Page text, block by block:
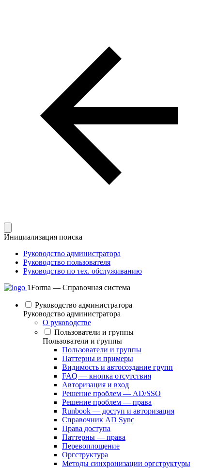
Инициализация поиска
Руководство администратора
Руководство пользователя
Руководство по тех. обслуживанию
1Forma — Справочная система
Руководство администратора
Руководство администратора
О руководстве
Пользователи и группы
Пользователи и группы
Пользователи и группы
Паттерны и примеры
Видимость и автосоздание групп
FAQ — кнопка отсутствия
Авторизация и вход
Решение проблем — AD/SSO
Решение проблем — права
Runbook — доступ и авторизация
Справочник AD Sync
Права доступа
Паттерны — права
Перевоплощение
Оргструктура
Методы синхронизации оргструктуры